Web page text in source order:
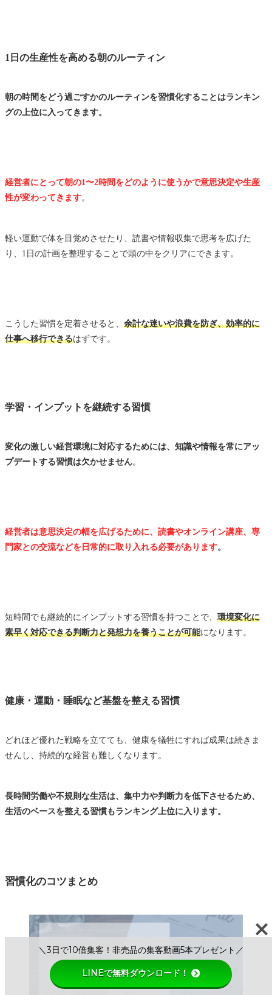
1日の生産性を高める朝のルーティン
朝の時間をどう過ごすかのルーティンを習慣化することはランキン
グの上位に入ってきます。
経営者にとって朝の1〜2時間をどのように使うかで意思決定や生産
性が変わってきます。
軽い運動で体を目覚めさせたり、読書や情報収集で思考を広げた
り、1日の計画を整理することで頭の中をクリアにできます。
こうした習慣を定着させると、 余計な迷いや浪費を防ぎ、効率的に
仕事へ移行できるはずです。
学習・インプットを継続する習慣
変化の激しい経営環境に対応するためには、知識や情報を常にアッ
プデートする習慣は欠かせません。
経営者は意思決定の幅を広げるために、読書やオンライン講座、専
門家との交流などを日常的に取り入れる必要があります。
短時間でも継続的にインプットする習慣を持つことで、 環境変化に
素早く対応できる判断力と発想力を養うことが可能になります。
健康・運動・睡眠など基盤を整える習慣
どれほど優れた戦略を立てても、健康を犠牲にすれば成果は続きま
せんし、持続的な経営も難しくなります。
長時間労働や不規則な生活は、集中力や判断力を低下させるため、
生活のベースを整える習慣もランキング上位に入ります。
習慣化のコツまとめ
＼3日で10倍集客！非売品の集客動画5本プレゼント／
LINEで無料ダウンロード！